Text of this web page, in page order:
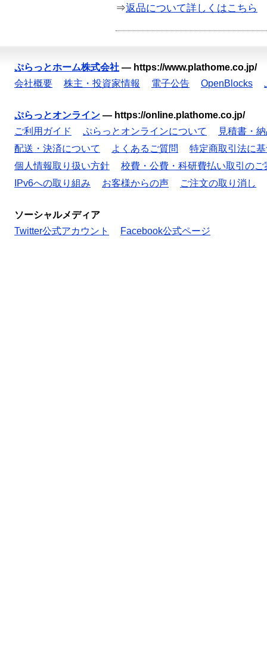
⇒返品について詳しくはこちら
ぷらっとホーム株式会社 — https://www.plathome.co.jp/
会社概要
株主・投資家情報 電子公告 OpenBlocks
ぷらっとオンライン — https://online.plathome.co.jp/
ご利用ガイド
ぷらっとオンラインについて
見積書・
配送・決済について
よくあるご質問
特定商取引法に
個人情報取り扱い方針
校費・公費・科研費払い取引のご
IPv6への取り組み
お客様からの声 ご注文の取り消し
ソーシャルメディア
Twitter公式アカウント
Facebook公式ページ